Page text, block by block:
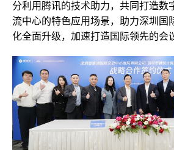
分利用腾讯的技术助力，共同打造数
流中心的特色应用场景，助力深圳国
化全面升级，加速打造国际领先的会